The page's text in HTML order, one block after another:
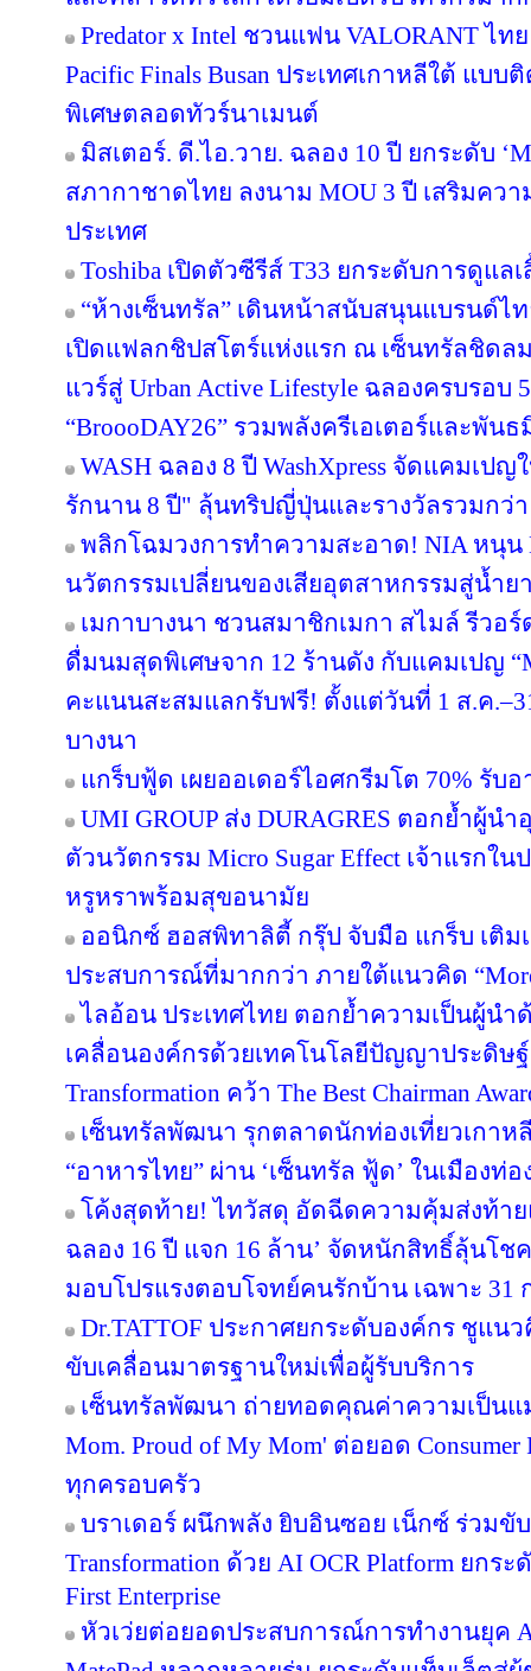
Predator x Intel ชวนแฟน VALORANT ไ
Pacific Finals Busan ประเทศเกาหลีใต้ แ
พิเศษตลอดทัวร์นาเมนต์
มิสเตอร์. ดี.ไอ.วาย. ฉลอง 10 ปี ยกระดับ
สภากาชาดไทย ลงนาม MOU 3 ปี เสริมคว
ประเทศ
Toshiba เปิดตัวซีรีส์ T33 ยกระดับการดูแ
“ห้างเซ็นทรัล” เดินหน้าสนับสนุนแบรนด์ไ
เปิดแฟลกชิปสโตร์แห่งแรก ณ เซ็นทรัลชิดล
แวร์สู่ Urban Active Lifestyle ฉลองครบรอ
“BroooDAY26” รวมพลังครีเอเตอร์และพั
WASH ฉลอง 8 ปี WashXpress จัดแคมเป
รักนาน 8 ปี" ลุ้นทริปญี่ปุ่นและรางวัลรวมกว่า
พลิกโฉมวงการทำความสะอาด! NIA หนุน
นวัตกรรมเปลี่ยนของเสียอุตสาหกรรมสู่น้ำ
เมกาบางนา ชวนสมาชิกเมกา สไมล์ รีวอ
ดื่มนมสุดพิเศษจาก 12 ร้านดัง กับแคมเปญ
คะแนนสะสมแลกรับฟรี! ตั้งแต่วันที่ 1 ส.ค
บางนา
แกร็บฟู้ด เผยออเดอร์ไอศกรีมโต 70% รับอ
UMI GROUP ส่ง DURAGRES ตอกย้ำผู้น
ตัวนวัตกรรม Micro Sugar Effect เจ้าแรกใ
หรูหราพร้อมสุขอนามัย
ออนิกซ์ ฮอสพิทาลิตี้ กรุ๊ป จับมือ แกร็บ เติม
ประสบการณ์ที่มากกว่า ภายใต้แนวคิด “More
ไลอ้อน ประเทศไทย ตอกย้ำความเป็นผู้น
เคลื่อนองค์กรด้วยเทคโนโลยีปัญญาประดิษฐ์
Transformation คว้า The Best Chairman
เซ็นทรัลพัฒนา รุกตลาดนักท่องเที่ยวเกาห
“อาหารไทย” ผ่าน ‘เซ็นทรัล ฟู้ด’ ในเมืองท่อ
โค้งสุดท้าย! ไทวัสดุ อัดฉีดความคุ้มส่งท้า
ฉลอง 16 ปี แจก 16 ล้าน’ จัดหนักสิทธิ์ลุ้นโ
มอบโปรแรงตอบโจทย์คนรักบ้าน เฉพาะ 31
Dr.TATTOF ประกาศยกระดับองค์กร ชูแน
ขับเคลื่อนมาตรฐานใหม่เพื่อผู้รับบริการ
เซ็นทรัลพัฒนา ถ่ายทอดคุณค่าความเป็นแม่
Mom. Proud of My Mom' ต่อยอด Consumer
ทุกครอบครัว
บราเดอร์ ผนึกพลัง ยิบอินซอย เน็กซ์ ร่วมขับ
Transformation ด้วย AI OCR Platform ยก
First Enterprise
หัวเว่ยต่อยอดประสบการณ์การทำงานยุค